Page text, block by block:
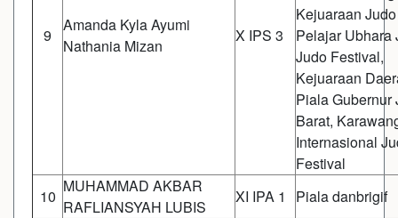
9
Amanda Kyla Ayumi
Nathania Mizan
X IPS 3
Kejuaraan Judo
Pelajar Ubhara
Judo Festival,
Kejuaraan
Piala Gubernur
Barat,
Internasional
Festival
10
MUHAMMAD AKBAR
RAFLIANSYAH LUBIS
XI IPA 1 Piala danbrigif